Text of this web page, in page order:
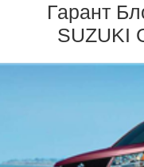
Гарант
SUZUKI